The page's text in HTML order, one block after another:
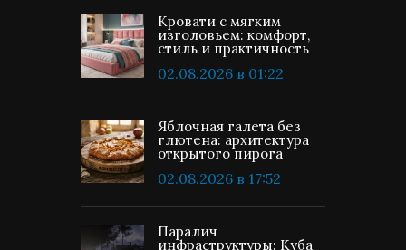
Кровати с мягким
изголовьем: комфорт,
стиль и практичность
02.08.2026 в 01:22
Яблочная галета без
глютена: архитектура
открытого пирога
02.08.2026 в 17:52
Паралич
инфраструктуры: Куба